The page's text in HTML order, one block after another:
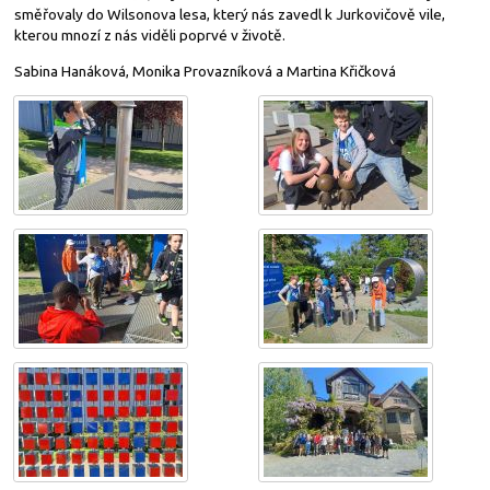
směřovaly do Wilsonova lesa, který nás zavedl k Jurkovičově vile,
kterou mnozí z nás viděli poprvé v životě.
Sabina Hanáková, Monika Provazníková a Martina Křičková